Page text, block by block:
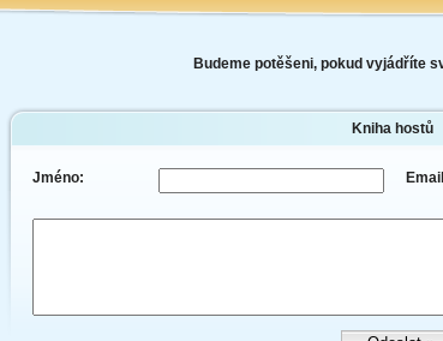
Budeme potěšeni, pokud vyjádříte
Kniha hostů
Jméno: